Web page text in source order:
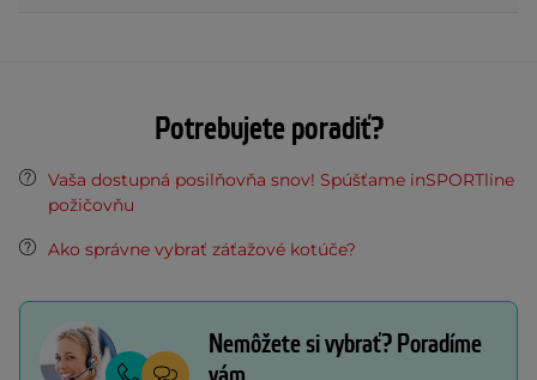
Potrebujete poradiť?
Vaša dostupná posilňovňa snov! Spúšťame inSPORTline
požičovňu
Ako správne vybrať záťažové kotúče?
Nemôžete si vybrať? Poradíme